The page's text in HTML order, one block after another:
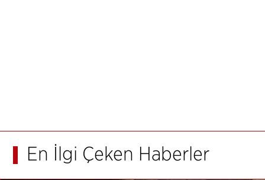
En İlgi Çeken Haberler